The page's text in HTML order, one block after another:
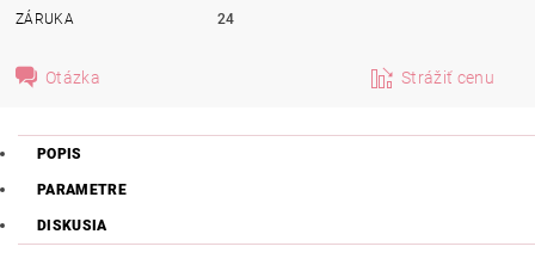
ZÁRUKA
24
Otázka Strážiť cenu
POPIS
PARAMETRE
DISKUSIA